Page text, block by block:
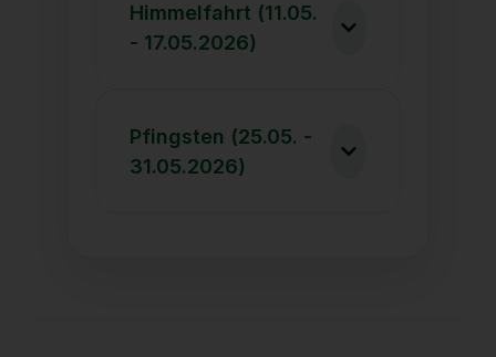
Himmelfahrt (11.05.
- 17.05.2026)
Pfingsten (25.05. -
31.05.2026)